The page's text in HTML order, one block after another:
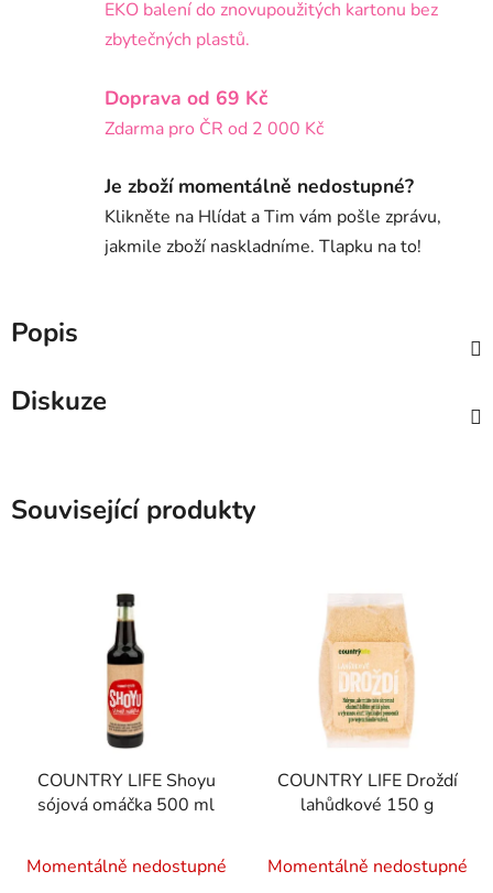
EKO balení do znovupoužitých kartonu bez
zbytečných plastů.
Doprava od 69 Kč
Zdarma pro ČR od 2 000 Kč
Je zboží momentálně nedostupné?
Klikněte na Hlídat a Tim vám pošle zprávu,
jakmile zboží naskladníme. Tlapku na to!
Popis
Diskuze
Související produkty
COUNTRY LIFE Shoyu
sójová omáčka 500 ml
Momentálně nedostupné
COUNTRY LIFE Droždí
lahůdkové 150 g
hodnocení
Momentálně nedostupné